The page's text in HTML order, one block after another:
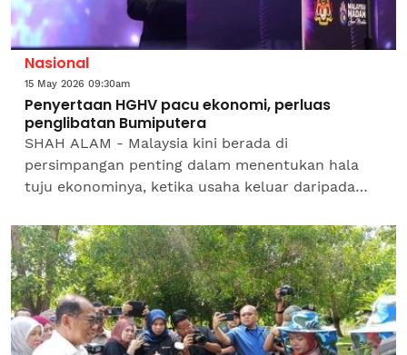
Nasional
15 May 2026 09:30am
Penyertaan HGHV pacu ekonomi, perluas
penglibatan Bumiputera
SHAH ALAM - Malaysia kini berada di
persimpangan penting dalam menentukan hala
tuju ekonominya, ketika usaha keluar daripada
semakin mendesak demi memastikan...